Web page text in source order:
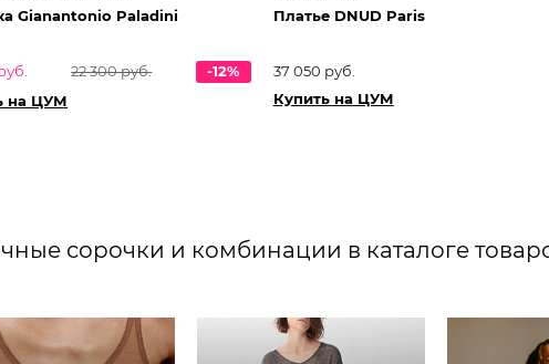
Gianantonio Paladini
22 300 руб.
-12%
на ЦУМ
Платье DNUD Paris
37 050 руб.
Купить на ЦУМ
сорочки и комбинации в каталоге